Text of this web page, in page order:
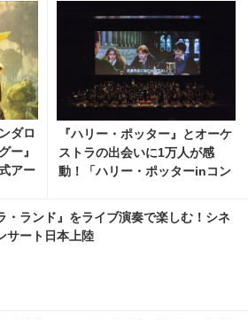
ダロ
ー』
アー
『ハリー・ポッター』とオーケ
ストラの出会いに1万人が感
動！「ハリー・ポッターinコン
・ランド』をライブ演奏で楽しむ！シネ
サート日本上陸